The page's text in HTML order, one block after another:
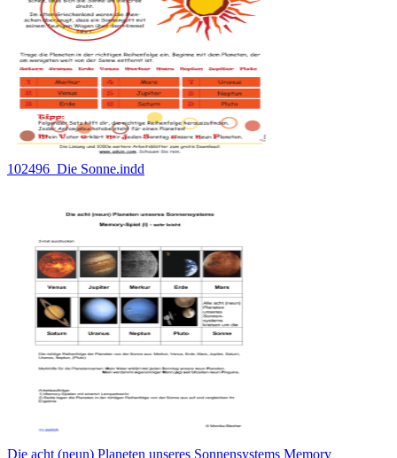
102496_Die Sonne.indd
Die acht (neun) Planeten unseres Sonnensystems Memory